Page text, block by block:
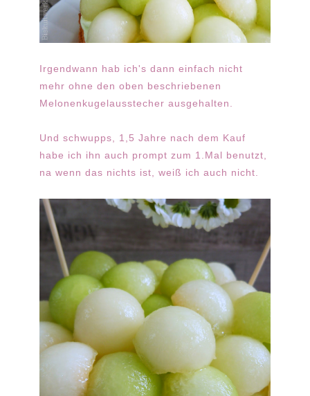
Irgendwann hab ich's dann einfach nicht
mehr ohne den oben beschriebenen
Melonenkugelausstecher ausgehalten.
Und schwupps, 1,5 Jahre nach dem Kauf
habe ich ihn auch prompt zum 1.Mal benutzt,
na wenn das nichts ist, weiß ich auch nicht.